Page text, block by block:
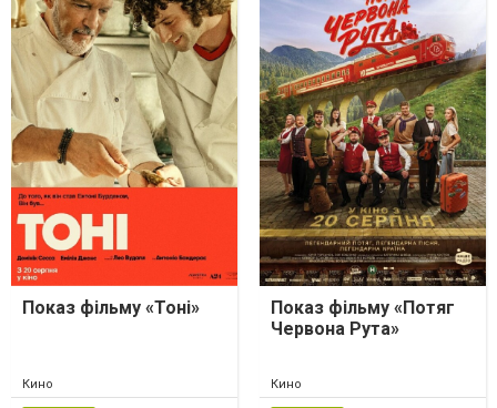
Показ фільму «Тоні»
Кино
Показ фільму «Потяг
Червона Рута»
Кино